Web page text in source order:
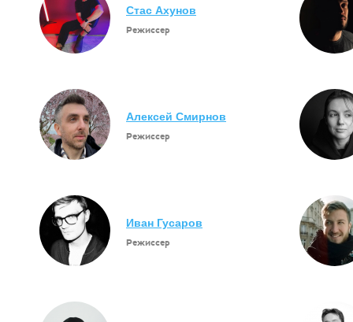
Стас Ахунов
Режиссер
Алексей Смирнов
Режиссер
Иван Гусаров
Режиссер